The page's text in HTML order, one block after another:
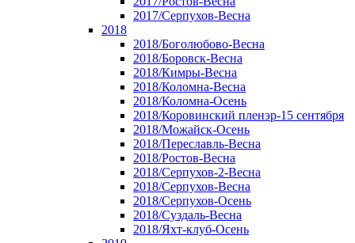
2017/Серпухов-Весна
2018
2018/Боголюбово-Весна
2018/Боровск-Весна
2018/Кимры-Весна
2018/Коломна-Весна
2018/Коломна-Осень
2018/Коровинский пленэр-15 сентября
2018/Можайск-Осень
2018/Переславль-Весна
2018/Ростов-Весна
2018/Серпухов-2-Весна
2018/Серпухов-Весна
2018/Серпухов-Осень
2018/Суздаль-Весна
2018/Яхт-клуб-Осень